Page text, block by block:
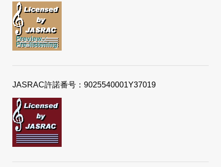
JASRAC許諾番号：9025540001Y37019